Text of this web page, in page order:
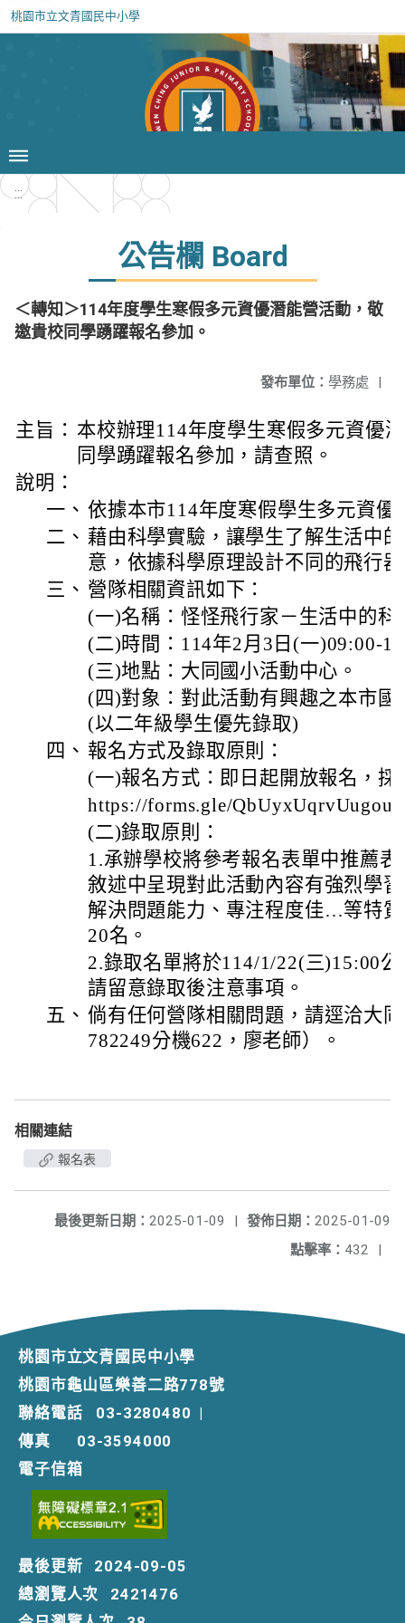
桃園市立文青國民中小學
:::
公告欄 Board
＜轉知＞114年度學生寒假多元資優潛能營活動，敬
邀貴校同學踴躍報名參加。
發布單位： 學務處 |
主旨： 本校辦理114年度學生寒假多元資優
同學踴躍報名參加，請查照。
說明：
一、 依據本市114年度寒假學生多元資優
二、 藉由科學實驗，讓學生了解生活中
意，依據科學原理設計不同的飛行
三、 營隊相關資訊如下：
(一)名稱：怪怪飛行家－生活中的科
(二)時間：114年2月3日(一)09:00-
(三)地點：大同國小活動中心。
(四)對象：對此活動有興趣之本市
(以二年級學生優先錄取)
四、 報名方式及錄取原則：
(一)報名方式：即日起開放報名，
https://forms.gle/
(二)錄取原則：
1.承辦學校將參考報名表單中推薦
敘述中呈現對此活動內容有強烈學
解決問題能力、專注程度佳…等特
20名。
2.錄取名單將於114/1/22(三)15:00
請留意錄取後注意事項。
五、 倘有任何營隊相關問題，請逕洽大
782249分機622，廖老師）。
相關連結
報名表
發佈日期： 2025-01-09
最後更新日期： 2025-01-09
|
點擊率： 432 |
桃園市立文青國民中小學
桃園市龜山區樂善二路778號
聯絡電話
03-3280480 |
傳真
03-3594000
電子信箱
最後更新
2024-09-05
總瀏覽人次
2421476